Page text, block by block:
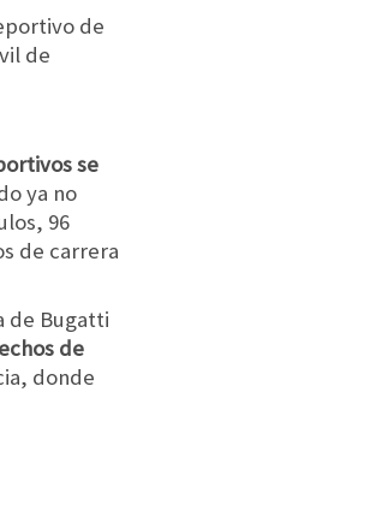
de
de
se
ya no
96
de carrera
de Bugatti
de
donde